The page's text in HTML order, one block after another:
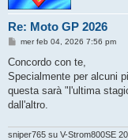
Re: Moto GP 2026
M
s
a
g
i
mer feb 04, 2026 7:56 pm
Concordo con te,
Specialmente per alcuni
questa sarà "l'ultima
dall'altro.
sniper765 su V-Strom800SE